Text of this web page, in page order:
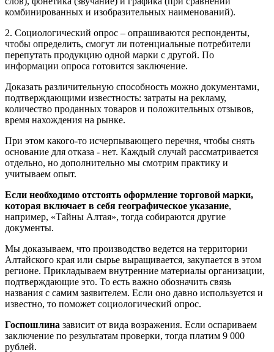
комбинированных и изобразительных наименований).
2. Социологический опрос – опрашиваются респонденты,
чтобы определить, смогут ли потенциальные потребители
перепутать продукцию одной марки с другой. По
информации опроса готовится заключение.
Доказать различительную способность можно документами,
подтверждающими известность: затраты на рекламу,
количество проданных товаров и положительных отзывов,
время нахождения на рынке.
При этом какого-то исчерпывающего перечня, чтобы снять
основание для отказа - нет. Каждый случай рассматривается
отдельно, но дополнительно мы смотрим практику и
учитываем опыт.
Если необходимо отстоять оформление торговой марки,
которая включает в себя географическое указание,
например, «Тайны Алтая», тогда собираются другие
документы.
Мы доказываем, что производство ведется на территории
Алтайского края или сырье выращивается, закупается в этом
регионе. Прикладываем внутренние материалы организации,
подтверждающие это. То есть важно обозначить связь
названия с самим заявителем. Если оно давно используется и
известно, то поможет социологический опрос.
Госпошлина зависит от вида возражения. Если оспариваем
заключение по результатам проверки, тогда платим 9 000
рублей.